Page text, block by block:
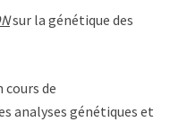
sur la génétique des
cours de
analyses génétiques et